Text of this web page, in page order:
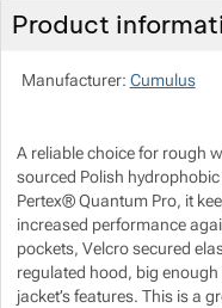
Product
Manufacturer: Cumulus
A reliable choice for rough
sourced Polish
Pertex® Quantum Pro, it
increased performance
pockets, Velcro secured
regulated hood, big
jacket’s features. This is a
Show more
Show more
Show more
Show more